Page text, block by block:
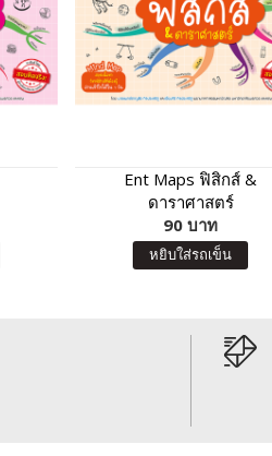
Ent Maps ฟิสิกส์ &
ดาราศาสตร์
90 บาท
หยิบใส่รถเข็น